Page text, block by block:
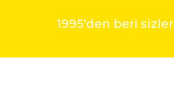
1995'den beri